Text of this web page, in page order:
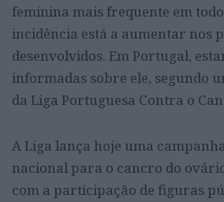
feminina mais frequente em
incidência está a aumentar nos
desenvolvidos. Em Portugal,
informadas sobre ele, segundo
da Liga Portuguesa Contra o
A Liga lança hoje uma
nacional para o cancro do
com a participação de figuras